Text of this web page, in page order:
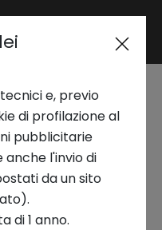
Area riservata
-
Intesa
e, previo
di profilazione al
pubblicitarie
l'invio di
da un sito
di 1 anno.